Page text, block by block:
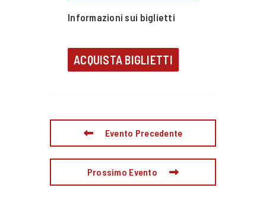
Informazioni sui biglietti
ACQUISTA BIGLIETTI
Evento Precedente
Prossimo Evento